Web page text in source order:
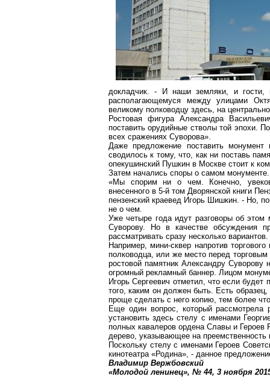
докладчик. - И наши земляки, и гости,
располагающемуся между улицами
великому полководцу здесь, на
Ростовая фигура Александра
поставить орудийные стволы той эпохи.
всех сражениях Суворова».
Даже предложение поставить
сводилось к тому, что, как ни поставь
опекушинский Пушкин в Москве стоит к
Затем начались споры о самом
«Мы спорим ни о чем. Конечно,
внесенного в 5-й том Дворянской книги
пензенский краевед Игорь Шишкин. - Но,
не о чем.
Уже четыре года идут разговоры об
Суворову. Но в качестве обсуждения
рассматривать сразу несколько вариантов.
Например, мини-сквер напротив
полководца, или же место перед
ростовой памятник Александру Суворову
огромный рекламный баннер. Лицом
Игорь Сергеевич отметил, что если будет
того, каким он должен быть. Есть
проще сделать с него копию, тем более
Еще один вопрос, который рассмотрела
установить здесь стелу с именами
полных кавалеров ордена Славы и
дерево, указывающее на преемственность
Поскольку стелу с именами Героев
кинотеатра «Родина», - данное
Владимир Вержбовский
«Молодой ленинец», № 44, 3 ноября